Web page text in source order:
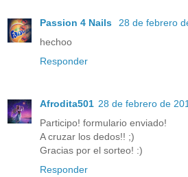
Passion 4 Nails
28 de febrero
hechoo
Responder
Afrodita501 28 de febrero de
Participo! formulario enviado!
A cruzar los dedos!! ;)
Gracias por el sorteo! :)
Responder